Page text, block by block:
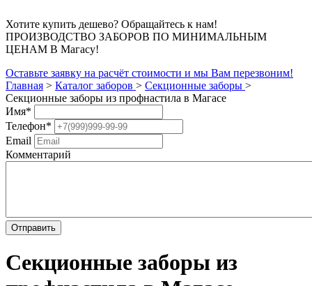
Хотите купить дешево? Обращайтесь к нам!
ПРОИЗВОДСТВО ЗАБОРОВ ПО МИНИМАЛЬНЫМ
ЦЕНАМ В Магасу!
Оставьте заявку на расчёт стоимости и мы Вам перезвоним!
Главная > Каталог заборов > Секционные заборы >
Секционные заборы из профнастила в Магасе
Имя*
Телефон*
Email
Комментарий
Секционные заборы из